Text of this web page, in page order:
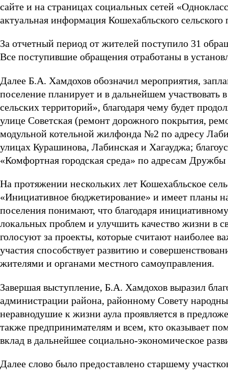
сайте и на страницах социальных сетей
актуальная информация Кошехабльского сельского
За отчетный период от жителей поступило 31
Все поступившие обращения отработаны в
Далее Б.А. Хамдохов обозначил мероприятия,
поселение планирует и в дальнейшем участвовать
сельских территорий», благодаря чему будет
улице Советская (ремонт дорожного покрытия,
модульной котельной жилфонда №2 по адресу
улицах Курашинова, Лабинская и Хагауджа;
«Комфортная городская среда» по адресам
На протяжении нескольких лет Кошехабльское
«Инициативное бюджетирование» и имеет планы
поселения понимают, что благодаря
локальных проблем и улучшить качество жизни в
голосуют за проекты, которые считают наиболее
участия способствует развитию и
жителями и органами местного самоуправления.
Завершая выступление, Б.А. Хамдохов выразил
администрации района, районному Совету
неравнодушие к жизни аула проявляется в
также предпринимателям и всем, кто оказывает
вклад в дальнейшее социально-экономическое
Далее слово было предоставлено старшему